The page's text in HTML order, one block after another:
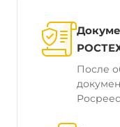
После